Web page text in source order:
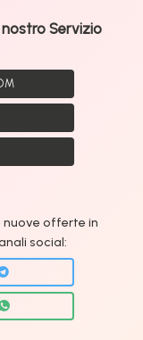
Servizio
offerte in
social: